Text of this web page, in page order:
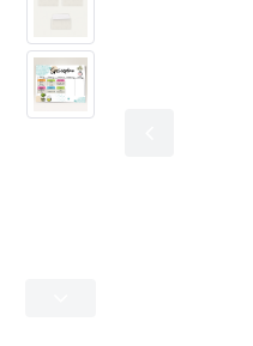
Metkownice
Folie specjalistyczne